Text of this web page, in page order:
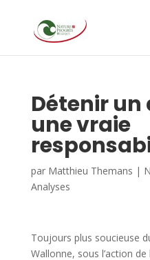
Détenir
une vraie
par Matthieu Themans |
Analyses
Toujours plus soucieuse
Wallonne, sous l’action